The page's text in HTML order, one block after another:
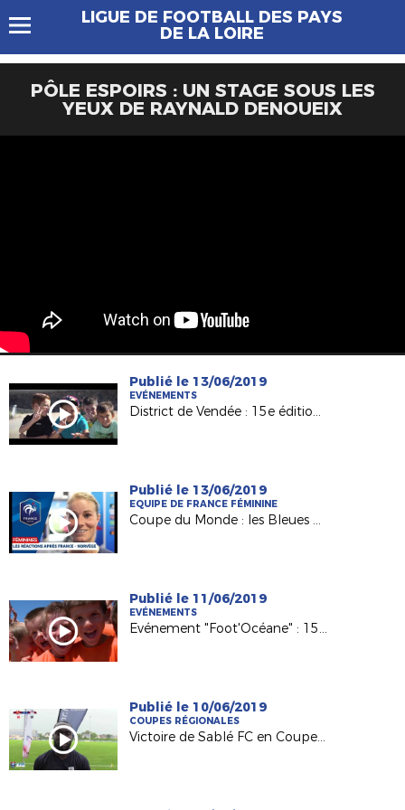
LIGUE DE FOOTBALL DES PAYS
DE LA LOIRE
PÔLE ESPOIRS : UN STAGE SOUS LES
YEUX DE RAYNALD DENOUEIX
Publié le 13/06/2019
EVÉNEMENTS
District de Vendée : 15e édition de Foot'Océane
Publié le 13/06/2019
EQUIPE DE FRANCE FÉMININE
Coupe du Monde : les Bleues dominent la Norvège !
Publié le 11/06/2019
EVÉNEMENTS
Evénement "Foot'Océane" : 15e édition en vue !
Publié le 10/06/2019
COUPES RÉGIONALES
Victoire de Sablé FC en Coupe Pays de la Loire OMR